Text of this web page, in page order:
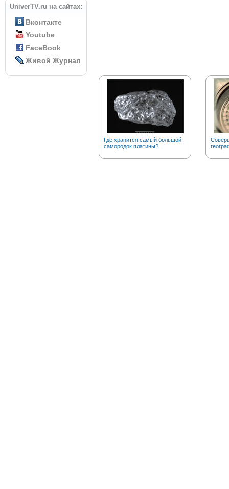
UniverTV.ru на сайтах:
Вконтакте
Youtube
FaceBook
Живой Журнал
Где хранится самый большой
самородок платины?